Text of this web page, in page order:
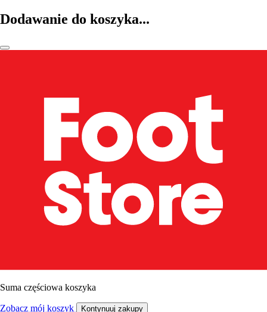
Dodawanie do koszyka...
Suma częściowa koszyka
Zobacz mój koszyk Kontynuuj zakupy